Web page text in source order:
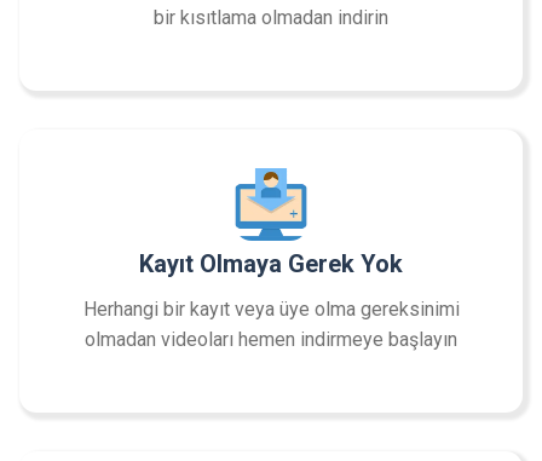
bir kısıtlama olmadan indirin
Kayıt Olmaya Gerek Yok
Herhangi bir kayıt veya üye olma gereksinimi
olmadan videoları hemen indirmeye başlayın